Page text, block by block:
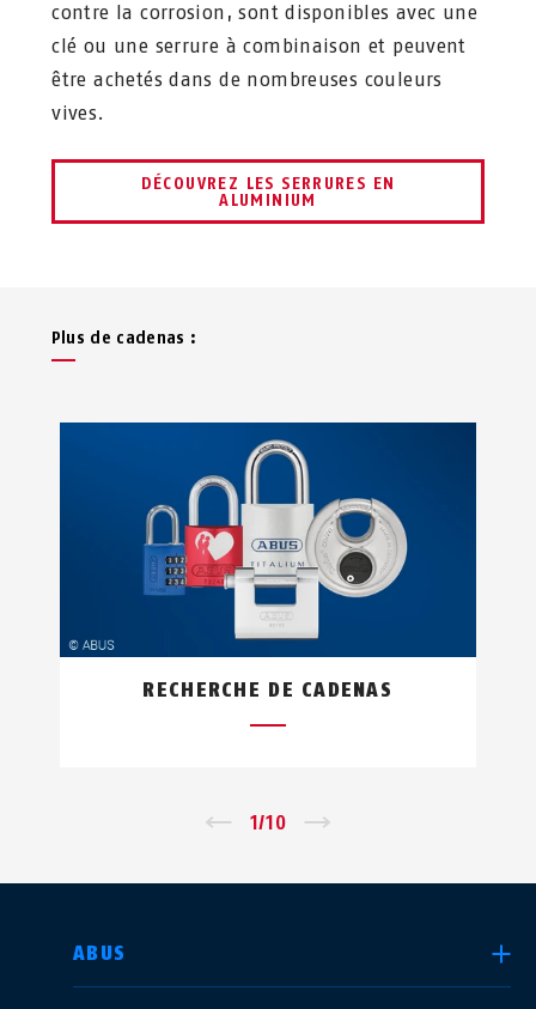
contre la corrosion, sont disponibles avec une
clé ou une serrure à combinaison et peuvent
être achetés dans de nombreuses couleurs
vives.
DÉCOUVREZ LES SERRURES EN
ALUMINIUM
Plus de cadenas :
RECHERCHE DE CADENAS
1/10
ABUS
CHOISIR UN PAYS